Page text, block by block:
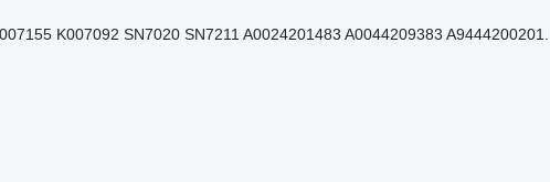
K007092 SN7020 SN7211 A0024201483 A0044209383 A9444200201...